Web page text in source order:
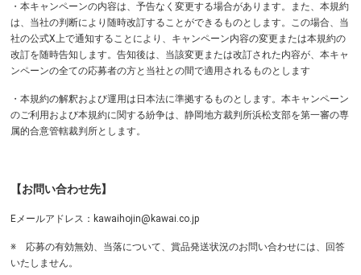
・本キャンペーンの内容は、予告なく変更する場合があります。また、本規約
は、当社の判断により随時改訂することができるものとします。この場合、当
社の公式X上で通知することにより、キャンペーン内容の変更または本規約の
改訂を随時告知します。告知後は、当該変更または改訂された内容が、本キャ
ンペーンの全ての応募者の方と当社との間で適用されるものとします
・本規約の解釈および運用は日本法に準拠するものとします。本キャンペーン
のご利用および本規約に関する紛争は、静岡地方裁判所浜松支部を第一審の専
属的合意管轄裁判所とします。
【お問い合わせ先】
Eメールアドレス： kawaihojin@kawai.co.jp
※ 応募の有効無効、当落について、賞品発送状況のお問い合わせには、回答
いたしません。